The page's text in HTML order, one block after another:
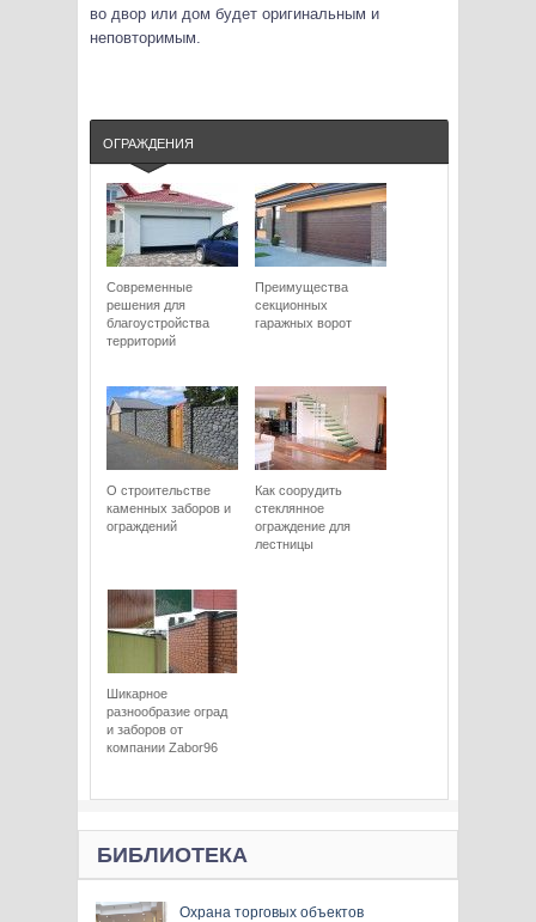
во двор или дом будет оригинальным и
неповторимым.
ОГРАЖДЕНИЯ
Современные
решения для
благоустройства
территорий
Преимущества
секционных
гаражных ворот
О строительстве
каменных заборов и
ограждений
Как соорудить
стеклянное
ограждение для
лестницы
Шикарное
разнообразие оград
и заборов от
компании Zabor96
БИБЛИОТЕКА
Охрана торговых объектов